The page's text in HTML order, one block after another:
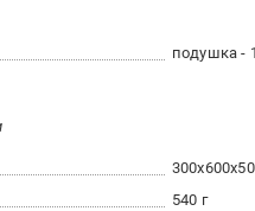
подушка -
540 г